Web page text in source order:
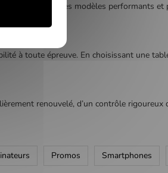
comprend des modèles performants et
à toute épreuve. En choisissant une
renouvelé, d’un contrôle rigoureux
Promos Smartphones